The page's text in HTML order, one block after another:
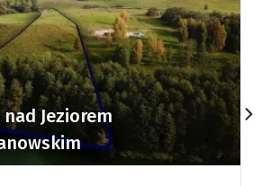
nad Jeziorem
Mała